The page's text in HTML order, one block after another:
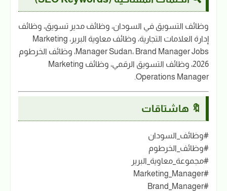
وظائف التسويق في السودان، وظائف مدير تسويق، وظائف
إدارة العلامات التجارية، وظائف معاوية البرير، Marketing
Manager Sudan، Brand Manager Jobs، وظائف الخرطوم
2026، وظائف التسويق الرقمي، وظائف Marketing
Operations Manager.
🔖 هاشتاقات
#وظائف_السودان
#وظائف_الخرطوم
#مجموعة_معاوية_البرير
#Marketing_Manager
#Brand_Manager